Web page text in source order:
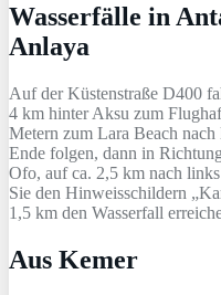
Wasserfälle in
Anlaya
Auf der Küstenstraße D400
4 km hinter Aksu zum
Metern zum Lara Beach
Ende folgen, dann in
Ofo, auf ca. 2,5 km nach
Sie den Hinweisschildern
1,5 km den Wasserfall
Aus Kemer